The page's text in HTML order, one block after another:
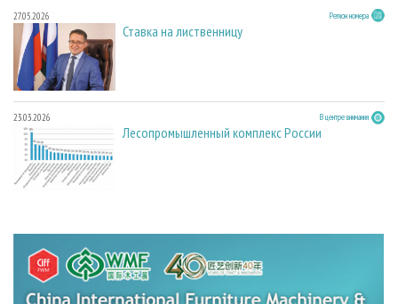
27.05.2026 Регион номера
Ставка на лиственницу
23.03.2026 В центре внимания
Лесопромышленный комплекс России